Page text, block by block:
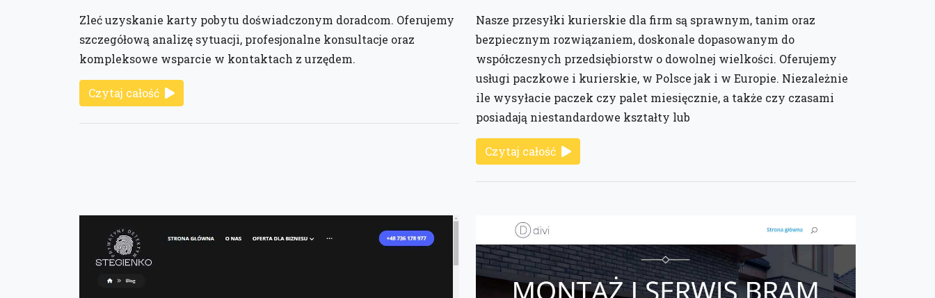
Zleć uzyskanie karty pobytu doświadczonym doradcom. Oferujemy
szczegółową analizę sytuacji, profesjonalne konsultacje oraz
kompleksowe wsparcie w kontaktach z urzędem.
Czytaj całość
Nasze przesyłki kurierskie dla firm są sprawnym, tanim oraz
bezpiecznym rozwiązaniem, doskonale dopasowanym do
współczesnych przedsiębiorstw o dowolnej wielkości. Oferujemy
usługi paczkowe i kurierskie, w Polsce jak i w Europie. Niezależnie
ile wysyłacie paczek czy palet miesięcznie, a także czy czasami
posiadają niestandardowe kształty lub
Czytaj całość